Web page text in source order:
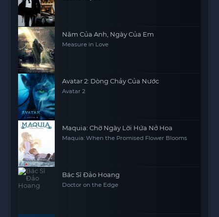
Năm Của Anh, Ngày Của Em
Measure in Love
Avatar 2: Dòng Chảy Của Nước
Avatar 2
Maquia: Chờ Ngày Lời Hứa Nở Hoa
Maquia: When the Promised Flower Blooms
Bác Sĩ Đảo Hoang
Doctor on the Edge